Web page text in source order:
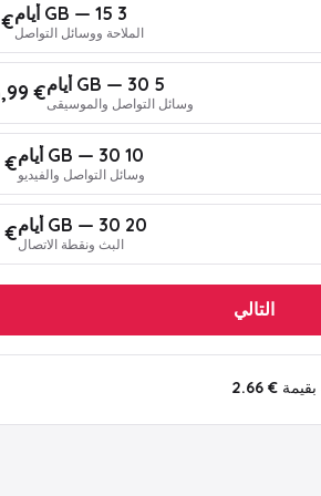
3 GB — 15 أيام
الملاحة ووسائل التواصل€ 14,59
5 GB — 30 أيام
وسائل التواصل والموسيقى€ 23,99
10 GB — 30 أيام
وسائل التواصل والفيديو€ 43,29
20 GB — 30 أيام
البث ونقطة الاتصال€ 88,39
التالي
€ 2.66